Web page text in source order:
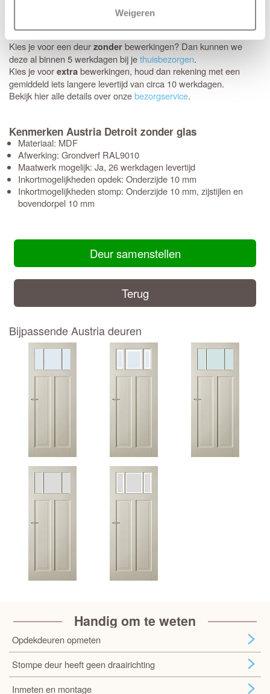
Weigeren
Schikt het moment niet? Geen probleem, je kunt eenvoudig zelf
een later bezorgmoment inplannen dat jou beter uitkomt.
Kies je voor een deurzonderbewerkingen? Dan kunnen we
deze al binnen 5 werkdagen bij jethuisbezorgen.
Kies je voorextrabewerkingen, houd dan rekening met een
gemiddeld iets langere levertijd van circa 10 werkdagen.
Bekijk hier alle details over onzebezorgservice.
Kenmerken Austria Detroit zonder glas
Materiaal: MDF
Afwerking: Grondverf RAL9010
Maatwerk mogelijk: Ja, 26 werkdagen levertijd
Inkortmogelijkheden opdek: Onderzijde 10 mm
Inkortmogelijkheden stomp: Onderzijde 10 mm, zijstijlen en
bovendorpel 10 mm
Deur samenstellen
Terug
Bijpassende Austria deuren
Handig om te weten
Opdekdeuren opmeten
Stompe deur heeft geen draairichting
Inmeten en montage